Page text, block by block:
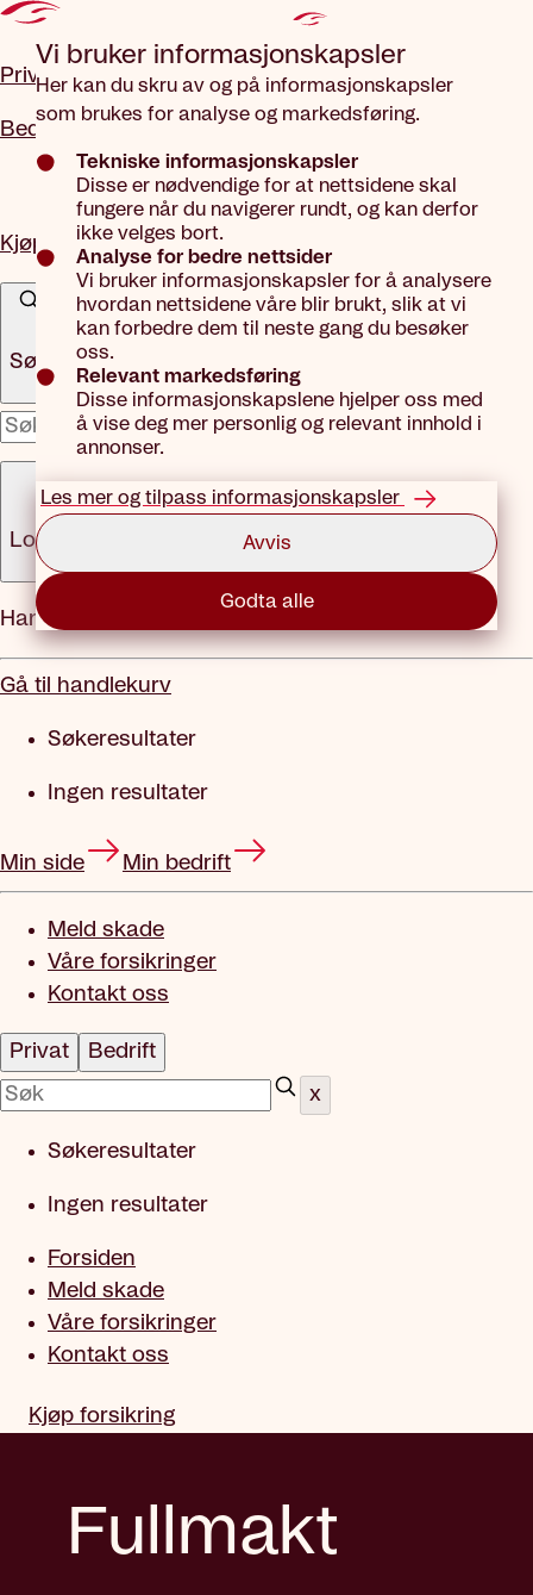
Vi bruker informasjons­kapsler
Her kan du skru av og på informasjonskapsler
som brukes for analyse og markedsføring.
Tekniske informasjonskapsler
Disse er nødvendige for at nettsidene skal
fungere når du navigerer rundt, og kan derfor
ikke velges bort.
Analyse for bedre nettsider
Vi bruker informasjonskapsler for å analysere
hvordan nettsidene våre blir brukt, slik at vi
kan forbedre dem til neste gang du besøker
oss.
Relevant markedsføring
Disse informasjonskapslene hjelper oss med
å vise deg mer personlig og relevant innhold i
annonser.
Les mer og tilpass informasjonskapsler
Avvis
Godta alle
Privat
Bedrift
Kjøp forsikring
Søk
x
Logg inn
Meny
Handlekurv
Gå til handlekurv
Søkeresultater
Ingen resultater
Min side Min bedrift
Meld skade
Våre forsikringer
Kontakt oss
Privat
Bedrift
x
Søkeresultater
Ingen resultater
Forsiden
Meld skade
Våre forsikringer
Kontakt oss
Kjøp forsikring
Fullmakt